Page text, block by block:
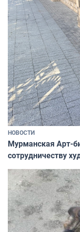
НОВОСТИ
Мурманская Арт-
сотрудничеству